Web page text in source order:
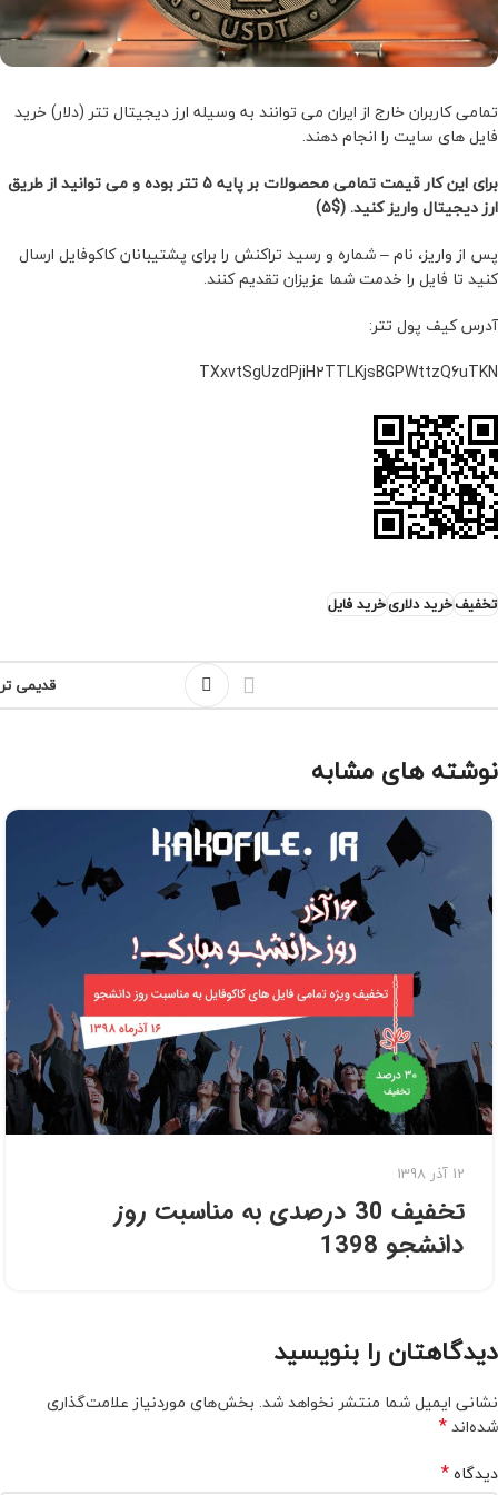
تمامی کاربران خارج از ایران می توانند به وسیله ارز دیجیتال تتر (دلار) خرید
فایل های سایت را انجام دهند.
برای این کار قیمت تمامی محصولات بر پایه 5 تتر بوده و می توانید از طریق
ارز دیجیتال واریز کنید. ($5)
پس از واریز، نام – شماره و رسید تراکنش را برای پشتیبانان کاکوفایل ارسال
کنید تا فایل را خدمت شما عزیزان تقدیم کنند.
آدرس کیف پول تتر:
TXxvtSgUzdPjiH2TTLKjsBGPWttzQ6uTKN
تخفیفخرید دلاریخرید فایل
قدیمی تر
نوشته های مشابه
12 آذر 1398
تخفیف 30 درصدی به مناسبت روز
دانشجو 1398
دیدگاهتان را بنویسید
نشانی ایمیل شما منتشر نخواهد شد. بخش‌های موردنیاز علامت‌گذاری
شده‌اند*
دیدگاه*